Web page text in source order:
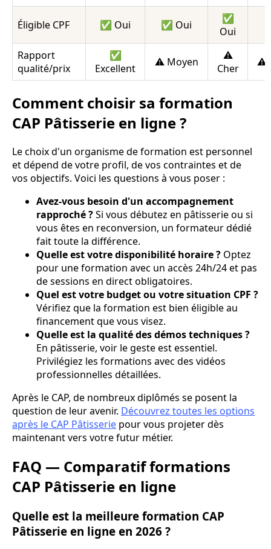
Éligible CPF ✅ Oui ✅ Oui
✅
Oui
Rapport
qualité/prix
✅
Excellent
⚠️ Moyen
⚠️
Cher
⚠️
Comment choisir sa formation
CAP Pâtisserie en ligne ?
Le choix d'un organisme de formation est personnel
et dépend de votre profil, de vos contraintes et de
vos objectifs. Voici les questions à vous poser :
Avez-vous besoin d'un accompagnement
rapproché ?Si vous débutez en pâtisserie ou si
vous êtes en reconversion, un formateur dédié
fait toute la différence.
Quelle est votre disponibilité horaire ? Optez
pour une formation avec un accès 24h/24 et pas
de sessions en direct obligatoires.
Quel est votre budget ou votre situation CPF ?
Vérifiez que la formation est bien éligible au
financement que vous visez.
Quelle est la qualité des démos techniques ?
En pâtisserie, voir le geste est essentiel.
Privilégiez les formations avec des vidéos
professionnelles détaillées.
Après le CAP, de nombreux diplômés se posent la
question de leur avenir. Découvrez toutes les options
après le CAP Pâtisserie pour vous projeter dès
maintenant vers votre futur métier.
FAQ — Comparatif formations
CAP Pâtisserie en ligne
Quelle est la meilleure formation CAP
Pâtisserie en ligne en 2026 ?